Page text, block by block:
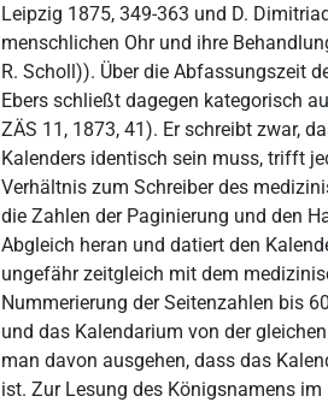
Leipzig 1875, 349-363 und D.
menschlichen Ohr und ihre
R. Scholl)). Über die Abfassungszeit
Ebers schließt dagegen kategorisch
ZÄS 11, 1873, 41). Er schreibt zwar,
Kalenders identisch sein muss, trifft
Verhältnis zum Schreiber des
die Zahlen der Paginierung und den
Abgleich heran und datiert den
ungefähr zeitgleich mit dem
Nummerierung der Seitenzahlen bis
und das Kalendarium von der
man davon ausgehen, dass das
ist. Zur Lesung des Königsnamens